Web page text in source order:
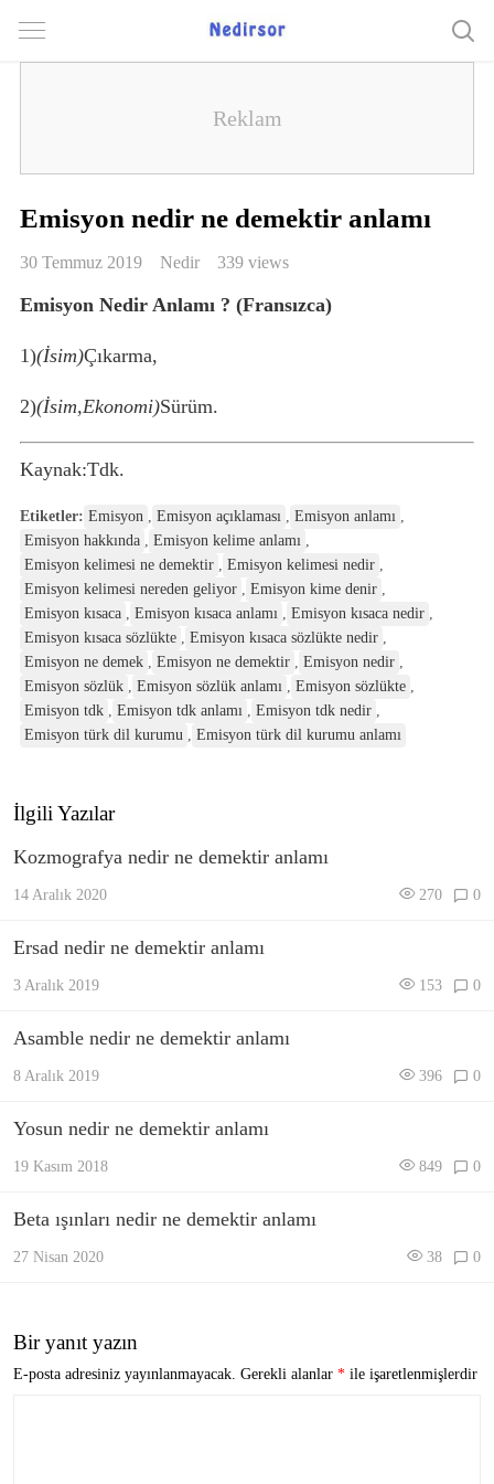
Emisyon nedir ne demektir anlamı
30 Temmuz 2019 Nedir 339 views
Emisyon Nedir Anlamı ? (Fransızca)
1)(İsim)Çıkarma,
2)(İsim,Ekonomi)Sürüm.
Kaynak:Tdk.
Etiketler: Emisyon , Emisyon açıklaması , Emisyon anlamı ,
Emisyon hakkında , Emisyon kelime anlamı ,
Emisyon kelimesi ne demektir , Emisyon kelimesi nedir ,
Emisyon kelimesi nereden geliyor , Emisyon kime denir ,
Emisyon kısaca , Emisyon kısaca anlamı , Emisyon kısaca nedir ,
Emisyon kısaca sözlükte , Emisyon kısaca sözlükte nedir ,
Emisyon ne demek , Emisyon ne demektir , Emisyon nedir ,
Emisyon sözlük , Emisyon sözlük anlamı , Emisyon sözlükte ,
Emisyon tdk , Emisyon tdk anlamı , Emisyon tdk nedir ,
Emisyon türk dil kurumu , Emisyon türk dil kurumu anlamı
İlgili Yazılar
Kozmografya nedir ne demektir anlamı
14 Aralık 2020 270 0
Ersad nedir ne demektir anlamı
3 Aralık 2019 153 0
Asamble nedir ne demektir anlamı
8 Aralık 2019 396 0
Yosun nedir ne demektir anlamı
19 Kasım 2018 849 0
Beta ışınları nedir ne demektir anlamı
27 Nisan 2020 38 0
Bir yanıt yazın
E-posta adresiniz yayınlanmayacak. Gerekli alanlar * ile işaretlenmişlerdir